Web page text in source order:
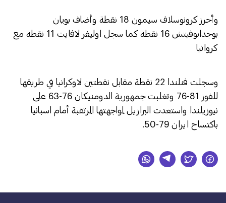
وأحرز كرونوسلاف سيمون 18 نقطة وأضاف بويان
بوجدانوفيتش 16 نقطة كما سجل اوليفر لافايت 11 نقطة مع
كرواتيا
وسجلت فنلندا 22 نقطة مقابل نقطتين لاوكرانيا في طريقها
للفوز 81-76 وتغلبت جمهورية الدومنيكان 76-63 على
نيوزيلندا واستعدت البرازيل لمواجهتها المرتقبة أمام اسبانيا
باكتساح ايران 79-50.